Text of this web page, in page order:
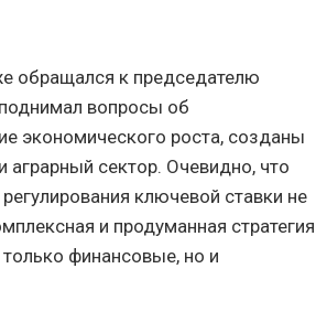
обращался к председателю
вопросы об
экономического роста, созданы
аграрный сектор. Очевидно, что
ключевой ставки не
и продуманная стратегия
финансовые, но и